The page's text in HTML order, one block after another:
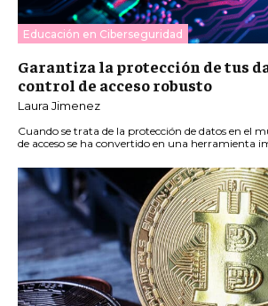
Educación en Ciberseguridad
Garantiza la protección de tus
control de acceso robusto
Laura Jimenez
Cuando se trata de la protección de datos en el
de acceso se ha convertido en una herramienta